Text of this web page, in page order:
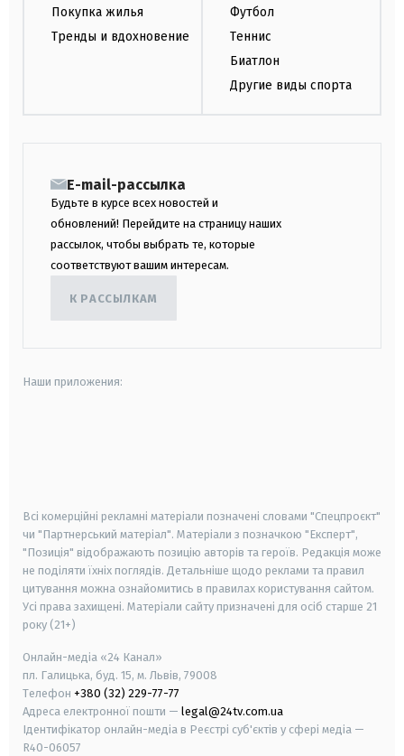
Покупка жилья
Тренды и вдохновение
Футбол
Теннис
Биатлон
Другие виды спорта
E-mail-рассылка
Будьте в курсе всех новостей и
обновлений! Перейдите на страницу наших
рассылок, чтобы выбрать те, которые
соответствуют вашим интересам.
К РАССЫЛКАМ
Наши приложения:
Всі комерційні рекламні матеріали позначені словами "Спецпроєкт"
чи "Партнерський матеріал". Матеріали з позначкою "Експерт",
"Позиція" відображають позицію авторів та героїв. Редакція може
не поділяти їхніх поглядів. Детальніше щодо реклами та правил
цитування можна ознайомитись в правилах користування сайтом.
Усі права захищені. Матеріали сайту призначені для осіб старше 21
року (21+)
Онлайн-медіа «24 Канал»
пл. Галицька, буд. 15, м. Львів, 79008
Телефон +380 (32) 229-77-77
Адреса електронної пошти — legal@24tv.com.ua
Ідентифікатор онлайн-медіа в Реєстрі суб'єктів у сфері медіа —
R40-06057